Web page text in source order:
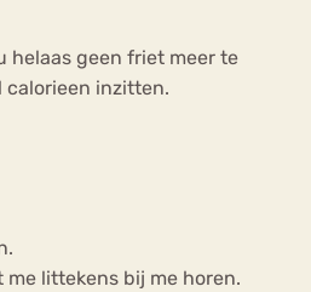
helaas geen friet meer te
calorieen inzitten.
me littekens bij me horen.